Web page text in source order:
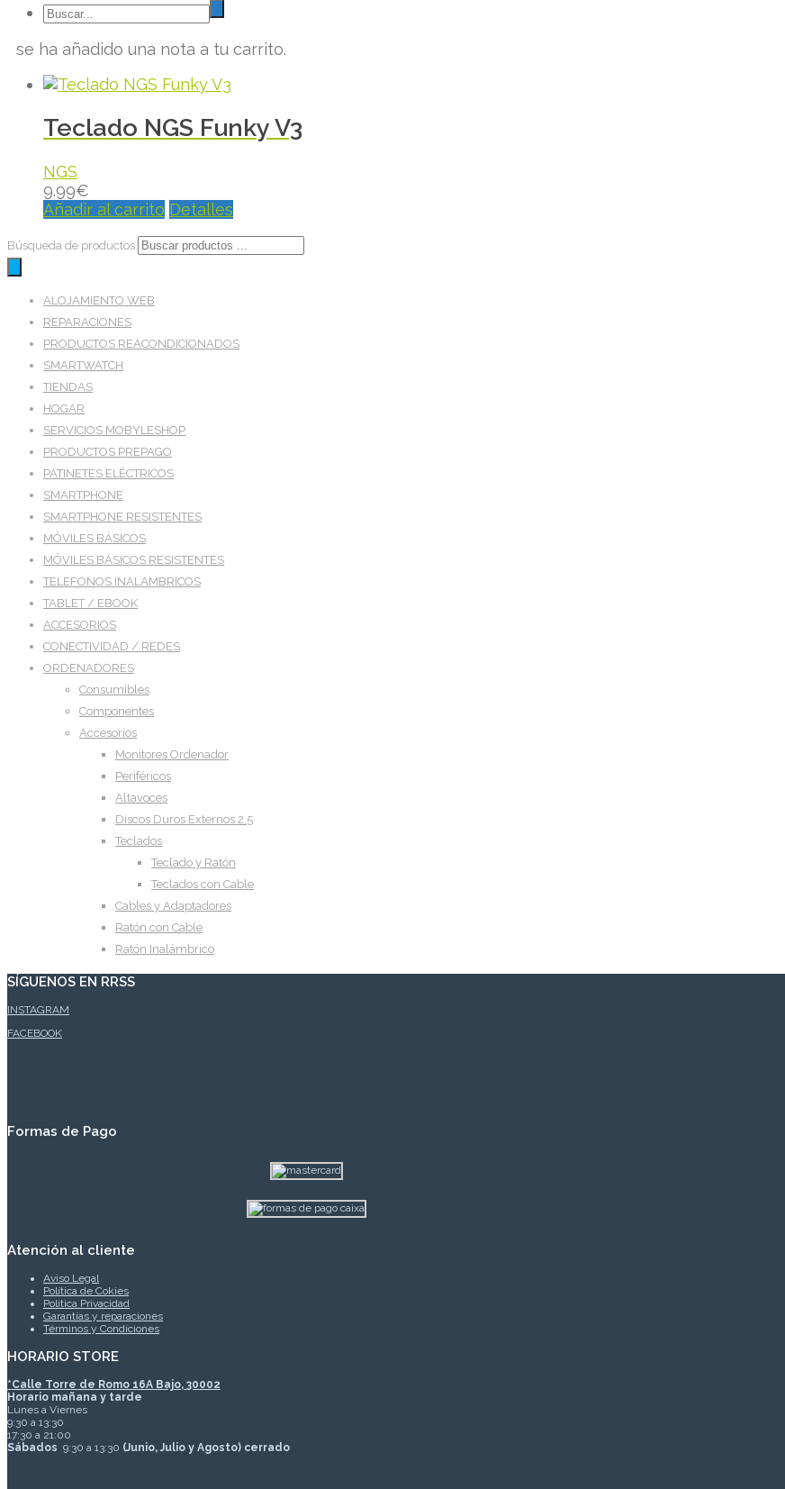
se ha añadido una nota a tu carrito.
Teclado NGS Funky V3
NGS
9.99€
Añadir al carrito Detalles
Búsqueda de productos
ALOJAMIENTO WEB
REPARACIONES
PRODUCTOS REACONDICIONADOS
SMARTWATCH
TIENDAS
HOGAR
SERVICIOS MOBYLESHOP
PRODUCTOS PREPAGO
PATINETES ELÉCTRICOS
SMARTPHONE
SMARTPHONE RESISTENTES
MÓVILES BÁSICOS
MÓVILES BÁSICOS RESISTENTES
TELEFONOS INALAMBRICOS
TABLET / EBOOK
ACCESORIOS
CONECTIVIDAD / REDES
ORDENADORES
Consumibles
Componentes
Accesorios
Monitores Ordenador
Periféricos
Altavoces
Discos Duros Externos 2.5
Teclados
Teclado y Ratón
Teclados con Cable
Cables y Adaptadores
Ratón con Cable
Ratón Inalámbrico
SÍGUENOS EN RRSS
INSTAGRAM
FACEBOOK
Formas de Pago
Atención al cliente
Aviso Legal
Política de Cokies
Política Privacidad
Garantías y reparaciones
Términos y Condiciones
HORARIO STORE
*Calle Torre de Romo 16A Bajo, 30002
Horario mañana y tarde
Lunes a Viernes
9:30 a 13:30
17:30 a 21:00
Sábados 9:30 a 13:30 (Junio, Julio y Agosto) cerrado